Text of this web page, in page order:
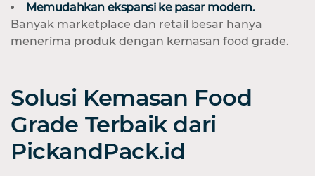
Memudahkan ekspansi ke pasar modern.
Banyak marketplace dan retail besar hanya
menerima produk dengan kemasan food grade.
Solusi Kemasan Food
Grade Terbaik dari
PickandPack.id